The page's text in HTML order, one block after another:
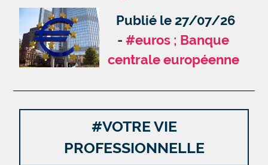
Publié le 27/07/26
#euros ; Banque
centrale européenne
#VOTRE VIE
PROFESSIONNELLE